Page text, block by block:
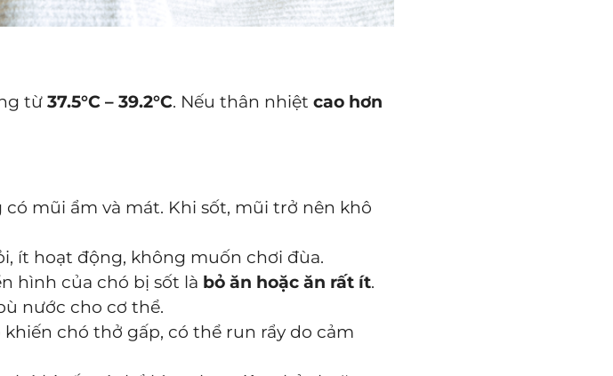
từ37.5°C – 39.2°C. Nếu thân nhiệtcao hơn
mũi ẩm và mát. Khi sốt, mũi trở nên khô
ít hoạt động, không muốn chơi đùa.
hình của chó bị sốt là bỏ ăn hoặc ăn rất ít.
nước cho cơ thể.
chó thở gấp, có thể run rẩy do cảm